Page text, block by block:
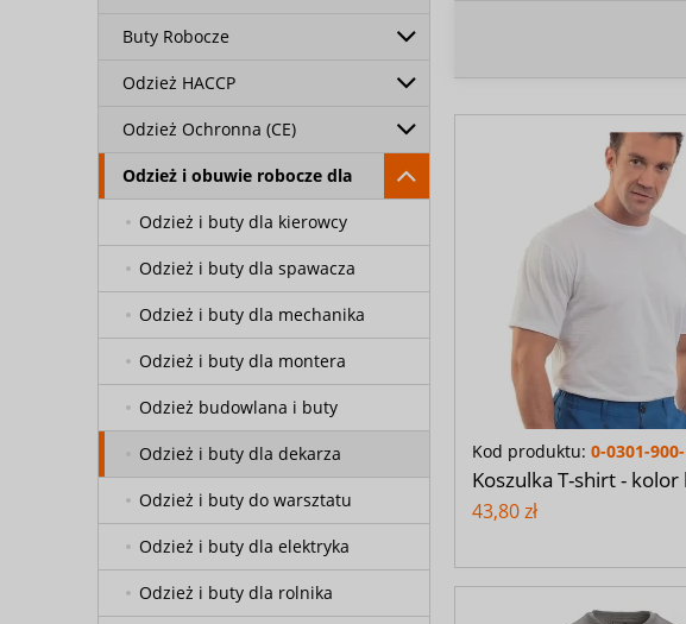
Buty Robocze
Odzież HACCP
Odzież Ochronna (CE)
Odzież i obuwie robocze dla
Odzież i buty dla kierowcy
Odzież i buty dla spawacza
Odzież i buty dla mechanika
Odzież i buty dla montera
Odzież budowlana i buty
Odzież i buty dla dekarza
Odzież i buty do warsztatu
Odzież i buty dla elektryka
Odzież i buty dla rolnika
Kod produktu: 0-0301-
Koszulka T-shirt - kolor
43,80 zł